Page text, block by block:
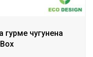
гурме чугунена